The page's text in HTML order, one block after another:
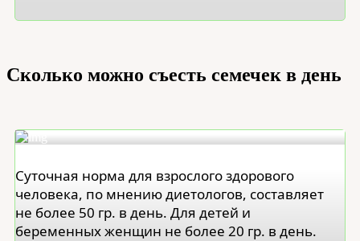
Сколько можно съесть семечек в день
Суточная норма для взрослого здорового
человека, по мнению диетологов, составляет
не более 50 гр. в день. Для детей и
беременных женщин не более 20 гр. в день.